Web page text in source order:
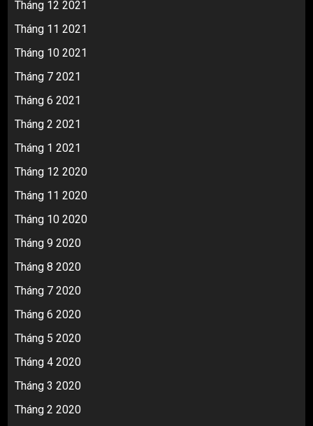
Tháng 12 2021
Tháng 11 2021
Tháng 10 2021
Tháng 7 2021
Tháng 6 2021
Tháng 2 2021
Tháng 1 2021
Tháng 12 2020
Tháng 11 2020
Tháng 10 2020
Tháng 9 2020
Tháng 8 2020
Tháng 7 2020
Tháng 6 2020
Tháng 5 2020
Tháng 4 2020
Tháng 3 2020
Tháng 2 2020